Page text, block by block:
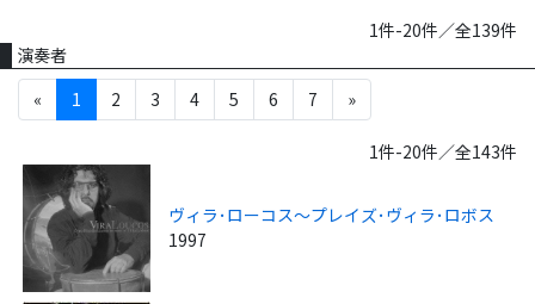
1件-20件／全139件
演奏者
«
1 2 3 4 5 6 7 »
1件-20件／全143件
ヴィラ･ローコス～プレイズ･ヴィラ･ロボス
1997